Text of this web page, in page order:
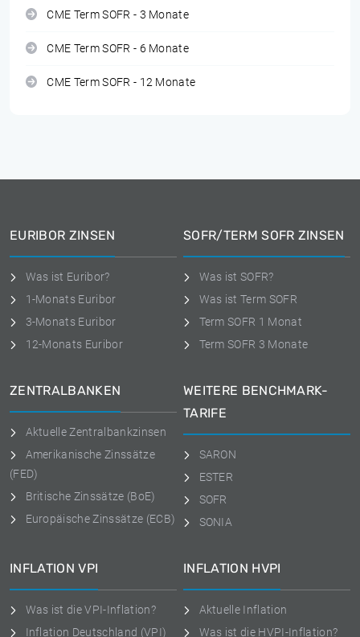
CME Term SOFR - 3 Monate
CME Term SOFR - 6 Monate
CME Term SOFR - 12 Monate
EURIBOR ZINSEN
Was ist Euribor?
1-Monats Euribor
3-Monats Euribor
12-Monats Euribor
SOFR/TERM SOFR ZINSEN
Was ist SOFR?
Was ist Term SOFR
Term SOFR 1 Monat
Term SOFR 3 Monate
ZENTRALBANKEN
Aktuelle Zentralbankzinsen
Amerikanische Zinssätze
(FED)
Britische Zinssätze (BoE)
Europäische Zinssätze (ECB)
WEITERE BENCHMARK-
TARIFE
SARON
ESTER
SOFR
SONIA
INFLATION VPI
Was ist die VPI-Inflation?
Inflation Deutschland (VPI)
INFLATION HVPI
Aktuelle Inflation
Was ist die HVPI-Inflation?